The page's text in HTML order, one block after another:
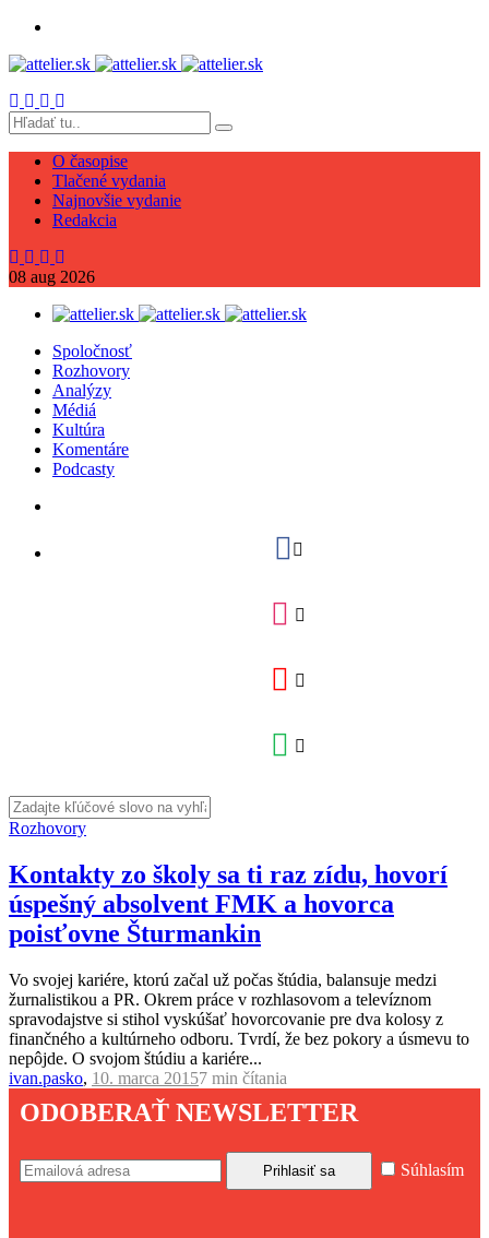
O časopise
Tlačené vydania
Najnovšie vydanie
Redakcia
08 aug 2026
Spoločnosť
Rozhovory
Analýzy
Médiá
Kultúra
Komentáre
Podcasty
Rozhovory
Kontakty zo školy sa ti raz zídu, hovorí
úspešný absolvent FMK a hovorca
poisťovne Šturmankin
Vo svojej kariére, ktorú začal už počas štúdia, balansuje medzi
žurnalistikou a PR. Okrem práce v rozhlasovom a televíznom
spravodajstve si stihol vyskúšať hovorcovanie pre dva kolosy z
finančného a kultúrneho odboru. Tvrdí, že bez pokory a úsmevu to
nepôjde. O svojom štúdiu a kariére...
ivan.pasko, 10. marca 20157 min čítania
ODOBERAŤ NEWSLETTER
Súhlasím